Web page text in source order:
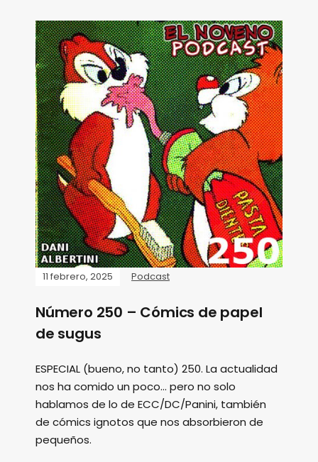
11 febrero, 2025 Podcast
Número 250 – Cómics de papel
de sugus
ESPECIAL (bueno, no tanto) 250. La actualidad
nos ha comido un poco... pero no solo
hablamos de lo de ECC/DC/Panini, también
de cómics ignotos que nos absorbieron de
pequeños.